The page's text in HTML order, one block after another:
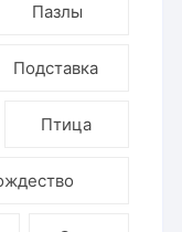
Пазлы
Подставка
Птица